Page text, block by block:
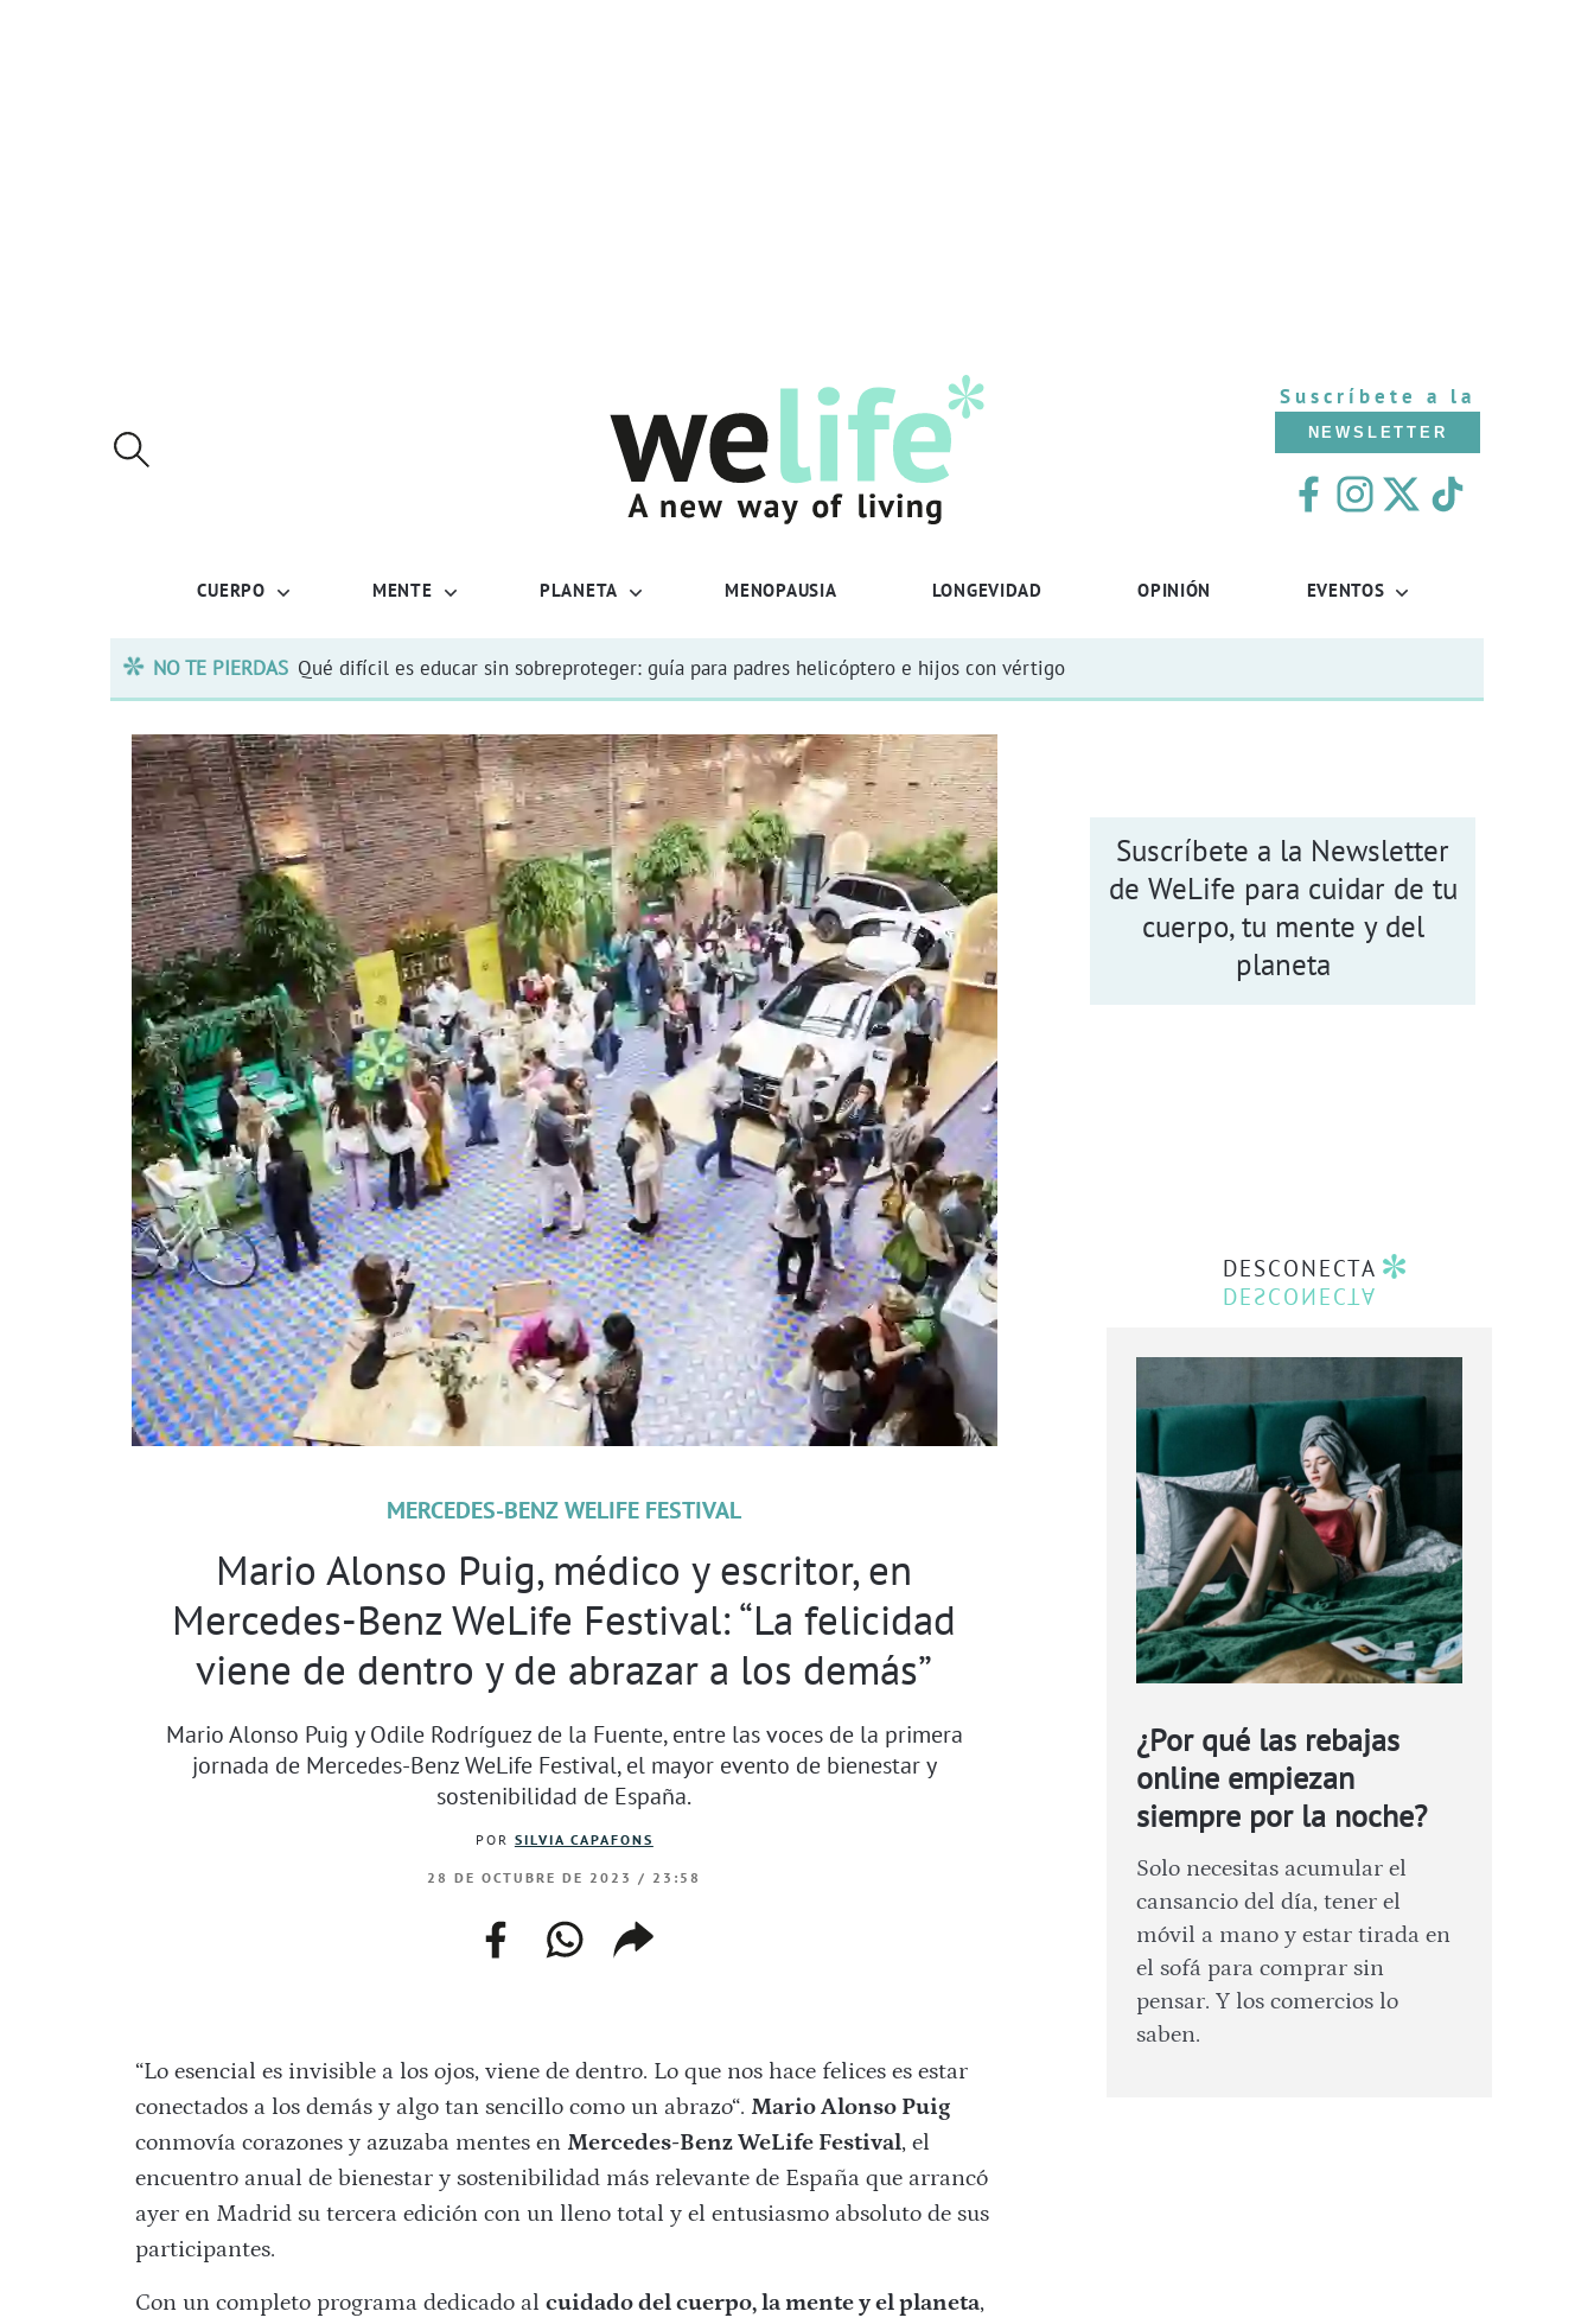
Suscríbete a la
NEWSLETTER
CUERPO MENTE PLANETA MENOPAUSIA LONGEVIDAD OPINIÓN EVENTOS
NO TE PIERDAS Qué difícil es educar sin sobreproteger: guía para padres helicóptero e hijos con vértigo
MERCEDES-BENZ WELIFE FESTIVAL
Mario Alonso Puig, médico y escritor, en
Mercedes-Benz WeLife Festival: “La felicidad
viene de dentro y de abrazar a los demás”
Mario Alonso Puig y Odile Rodríguez de la Fuente, entre las voces de la primera
jornada de Mercedes-Benz WeLife Festival, el mayor evento de bienestar y
sostenibilidad de España.
POR SILVIA CAPAFONS
28 DE OCTUBRE DE 2023 / 23:58
facebookwhatsapp
web
copiar
enlace
“Lo esencial es invisible a los ojos, viene de dentro. Lo que nos hace felices es estar
conectados a los demás y algo tan sencillo como un abrazo“. Mario Alonso Puig
conmovía corazones y azuzaba mentes en Mercedes-Benz WeLife Festival, el
encuentro anual de bienestar y sostenibilidad más relevante de España que arrancó
ayer en Madrid su tercera edición con un lleno total y el entusiasmo absoluto de sus
participantes.
Con un completo programa dedicado al cuidado del cuerpo, la mente y el planeta,
Suscríbete a la Newsletter
de WeLife para cuidar de tu
cuerpo, tu mente y del
planeta
DESCONECTA
¿Por qué las rebajas
online empiezan
siempre por la noche?
Solo necesitas acumular el
cansancio del día, tener el
móvil a mano y estar tirada en
el sofá para comprar sin
pensar. Y los comercios lo
saben.